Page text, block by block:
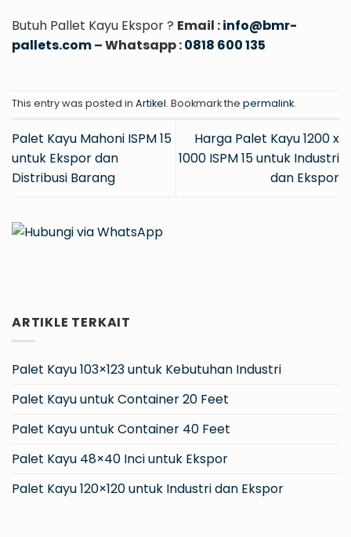
Butuh Pallet Kayu Ekspor ? Email :info@bmr-
pallets.com– Whatsapp :0818 600 135
This entry was posted in Artikel. Bookmark the permalink.
Palet Kayu Mahoni ISPM 15
untuk Ekspor dan
Distribusi Barang
Harga Palet Kayu 1200 x
1000 ISPM 15 untuk Industri
dan Ekspor
ARTIKLE TERKAIT
Palet Kayu 103×123 untuk Kebutuhan Industri
Palet Kayu untuk Container 20 Feet
Palet Kayu untuk Container 40 Feet
Palet Kayu 48×40 Inci untuk Ekspor
Palet Kayu 120×120 untuk Industri dan Ekspor